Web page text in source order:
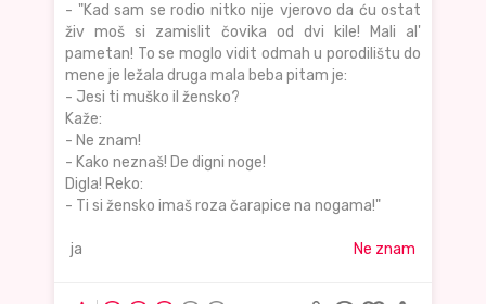
- "Kad sam se rodio nitko nije vjerovo da ću ostat
živ moš si zamislit čovika od dvi kile! Mali al'
pametan! To se moglo vidit odmah u porodilištu do
mene je ležala druga mala beba pitam je:
- Jesi ti muško il žensko?
Kaže:
- Ne znam!
- Kako neznaš! De digni noge!
Digla! Reko:
- Ti si žensko imaš roza čarapice na nogama!"
ja Ne znam